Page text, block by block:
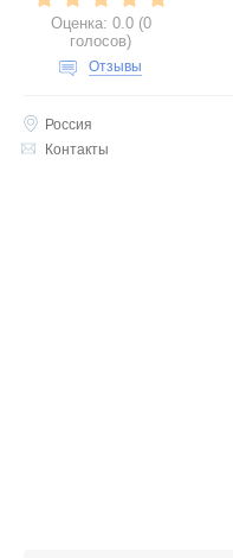
Оценка: 0.0 (0
голосов)
Отзывы
Россия
Контакты